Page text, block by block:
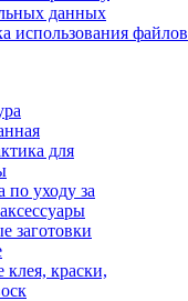
данных
использования файлов
для
по уходу за
заготовки
краски,